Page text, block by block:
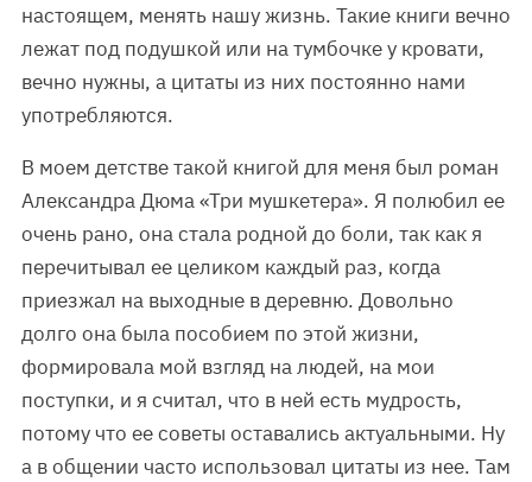
настоящем, менять нашу жизнь. Такие книги вечно
лежат под подушкой или на тумбочке у кровати,
вечно нужны, а цитаты из них постоянно нами
употребляются.
В моем детстве такой книгой для меня был роман
Александра Дюма «Три мушкетера». Я полюбил ее
очень рано, она стала родной до боли, так как я
перечитывал ее целиком каждый раз, когда
приезжал на выходные в деревню. Довольно
долго она была пособием по этой жизни,
формировала мой взгляд на людей, на мои
поступки, и я считал, что в ней есть мудрость,
потому что ее советы оставались актуальными. Ну
а в общении часто использовал цитаты из нее. Там